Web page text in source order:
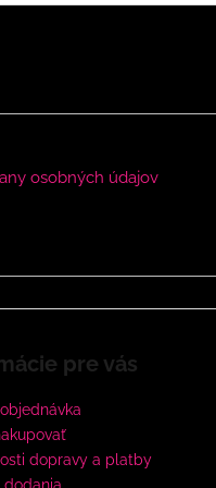
osobných údajov
pre vás
dopravy a platby